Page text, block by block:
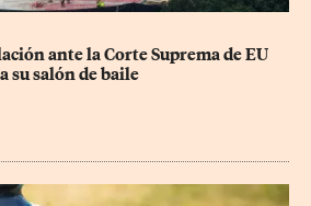
ante la Corte Suprema de EU
su salón de baile